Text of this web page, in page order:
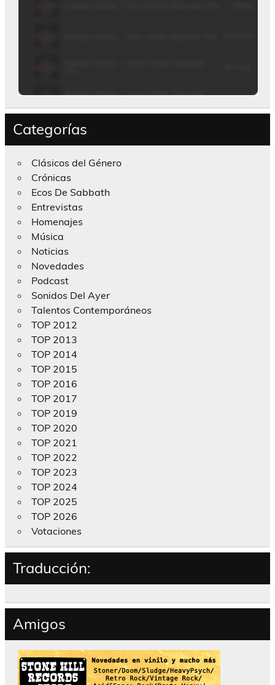
Categorías
Clásicos del Género
Crónicas
Ecos De Sabbath
Entrevistas
Homenajes
Música
Noticias
Novedades
Podcast
Sonidos Del Ayer
Talentos Contemporáneos
TOP 2012
TOP 2013
TOP 2014
TOP 2015
TOP 2016
TOP 2017
TOP 2019
TOP 2020
TOP 2021
TOP 2022
TOP 2023
TOP 2024
TOP 2025
TOP 2026
Votaciones
Traducción:
Amigos